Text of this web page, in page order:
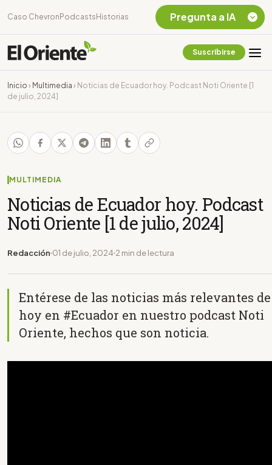
Caso Chevron Podcasts Historias
Suscribirse
Inicio › Multimedia › Noticias de Ecuador hoy. Podcast Noti Oriente [1
de julio, 2024]
MULTIMEDIA
Noticias de Ecuador hoy. Podcast
Noti Oriente [1 de julio, 2024]
Redacción 01 de julio, 2024 2 min de lectura
Entérese de las noticias más relevantes de
hoy en #Ecuador en nuestro podcast Noti
Oriente, hechos que son noticia.
Pregunta a IA
Chevron Ecuador